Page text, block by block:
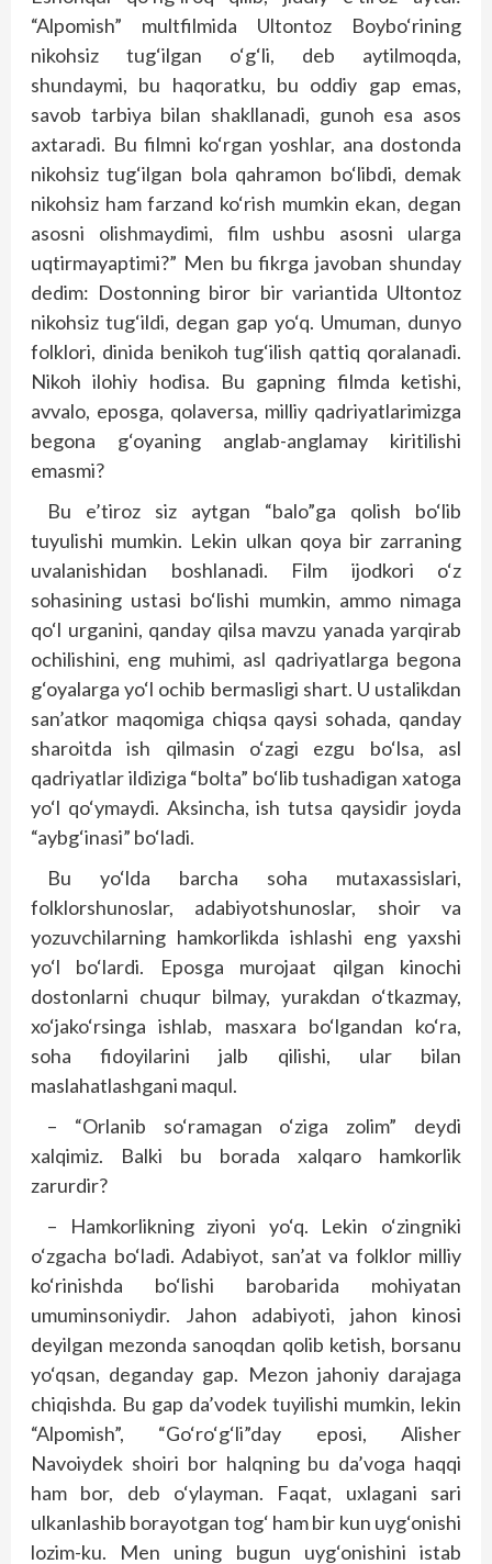
“Alpomish” multfilmida Ultontoz Boybo‘rining
nikohsiz tug‘ilgan o‘g‘li, deb aytilmoqda,
shundaymi, bu haqoratku, bu oddiy gap emas,
savob tarbiya bilan shakllanadi, gunoh esa asos
axtaradi. Bu filmni ko‘rgan yoshlar, ana dostonda
nikohsiz tug‘ilgan bola qahramon bo‘libdi, demak
nikohsiz ham farzand ko‘rish mumkin ekan, degan
asosni olishmaydimi, film ushbu asosni ularga
uqtirmayaptimi?” Men bu fikrga javoban shunday
dedim: Dostonning biror bir variantida Ultontoz
nikohsiz tug‘ildi, degan gap yo‘q. Umuman, dunyo
folklori, dinida benikoh tug‘ilish qattiq qoralanadi.
Nikoh ilohiy hodisa. Bu gapning filmda ketishi,
avvalo, eposga, qolaversa, milliy qadriyatlarimizga
begona g‘oyaning anglab-anglamay kiritilishi
emasmi?
Bu e’tiroz siz aytgan “balo”ga qolish bo‘lib
tuyulishi mumkin. Lekin ulkan qoya bir zarraning
uvalanishidan boshlanadi. Film ijodkori o‘z
sohasining ustasi bo‘lishi mumkin, ammo nimaga
qo‘l urganini, qanday qilsa mavzu yanada yarqirab
ochilishini, eng muhimi, asl qadriyatlarga begona
g‘oyalarga yo‘l ochib bermasligi shart. U ustalikdan
san’atkor maqomiga chiqsa qaysi sohada, qanday
sharoitda ish qilmasin o‘zagi ezgu bo‘lsa, asl
qadriyatlar ildiziga “bolta” bo‘lib tushadigan xatoga
yo‘l qo‘ymaydi. Aksincha, ish tutsa qaysidir joyda
“aybg‘inasi” bo‘ladi.
Bu yo‘lda barcha soha mutaxassislari,
folklorshunoslar, adabiyotshunoslar, shoir va
yozuvchilarning hamkorlikda ishlashi eng yaxshi
yo‘l bo‘lardi. Eposga murojaat qilgan kinochi
dostonlarni chuqur bilmay, yurakdan o‘tkazmay,
xo‘jako‘rsinga ishlab, masxara bo‘lgandan ko‘ra,
soha fidoyilarini jalb qilishi, ular bilan
maslahatlashgani maqul.
– “Orlanib so‘ramagan o‘ziga zolim” deydi
xalqimiz. Balki bu borada xalqaro hamkorlik
zarurdir?
– Hamkorlikning ziyoni yo‘q. Lekin o‘zingniki
o‘zgacha bo‘ladi. Adabiyot, san’at va folklor milliy
ko‘rinishda bo‘lishi barobarida mohiyatan
umuminsoniydir. Jahon adabiyoti, jahon kinosi
deyilgan mezonda sanoqdan qolib ketish, borsanu
yo‘qsan, deganday gap. Mezon jahoniy darajaga
chiqishda. Bu gap da’vodek tuyilishi mumkin, lekin
“Alpomish”, “Go‘ro‘g‘li”day eposi, Alisher
Navoiydek shoiri bor halqning bu da’voga haqqi
ham bor, deb o‘ylayman. Faqat, uxlagani sari
ulkanlashib borayotgan tog‘ ham bir kun uyg‘onishi
lozim-ku. Men uning bugun uyg‘onishini istab